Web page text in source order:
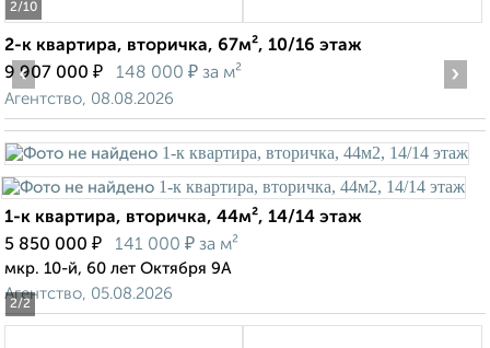
2/10
2-к квартира, вторичка, 67м², 10/16 этаж
9 907 000 ₽ 148 000 ₽ за м²
Агентство, 08.08.2026
2/2
‹ ›
1-к квартира, вторичка, 44м², 14/14 этаж
5 850 000 ₽ 141 000 ₽ за м²
мкр. 10-й, 60 лет Октября 9А
Агентство, 05.08.2026